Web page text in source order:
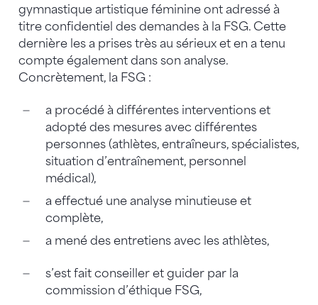
gymnastique artistique féminine ont adressé à
titre confidentiel des demandes à la FSG. Cette
dernière les a prises très au sérieux et en a tenu
compte également dans son analyse.
Concrètement, la FSG :
a procédé à différentes interventions et
adopté des mesures avec différentes
personnes (athlètes, entraîneurs, spécialistes,
situation d’entraînement, personnel
médical),
a effectué une analyse minutieuse et
complète,
a mené des entretiens avec les athlètes,
s’est fait conseiller et guider par la
commission d’éthique FSG,